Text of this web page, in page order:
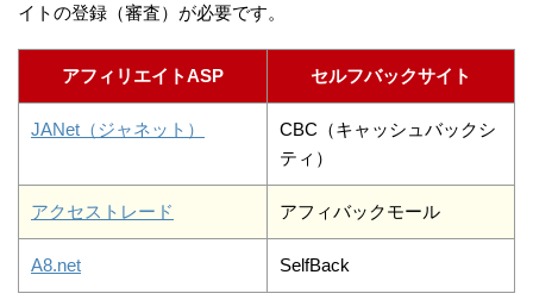
イトの登録（審査）が必要です。
アフィリエイトASP セルフバックサイト
JANet（ジャネット）
CBC（キャッシュバックシ
ティ）
アクセストレード アフィバックモール
A8.net SelfBack